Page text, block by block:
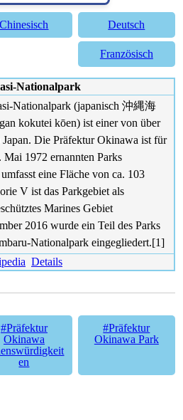
Chinesisch Deutsch
Französisch
Nationalpark
Nationalpark (japanisch 沖縄海
kokutei kōen) ist einer von über
Die Präfektur Okinawa ist für
1972 ernannten Parks
eine Fläche von ca. 103
V ist das Parkgebiet als
Marines Gebiet
2016 wurde ein Teil des Parks
Nationalpark eingegliedert.[1]
Details
#Präfektur
Okinawa
en
#Präfektur
Okinawa Park